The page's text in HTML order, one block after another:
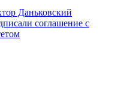
Даньковский
соглашение с